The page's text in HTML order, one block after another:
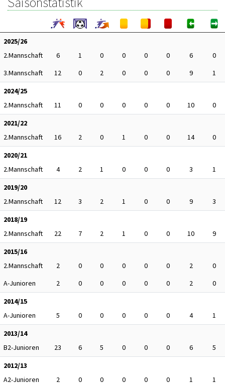
2025/26
2.Mannschaft
6 1 0 0 0 0 6
0
3.Mannschaft
12 0 2 0 0 0 9
1
2024/25
2.Mannschaft
11 0 0 0 0 0 10
0
2021/22
2.Mannschaft
16 2 0 1 0 0 14
0
2020/21
2.Mannschaft
4 2 1 0 0 0 3
1
2019/20
2.Mannschaft
12 3 2 1 0 0 9
3
2018/19
2.Mannschaft
22 7 2 1 0 0 10
9
2015/16
2.Mannschaft
2 0 0 0 0 0 2
0
A-Junioren
2 0 0 0 0 0 2
0
2014/15
A-Junioren
5 0 0 0 0 0 4
1
2013/14
B2-Junioren
23 6 5 0 0 0 6
5
2012/13
A2-Junioren
2 0 0 0 0 0 1
1